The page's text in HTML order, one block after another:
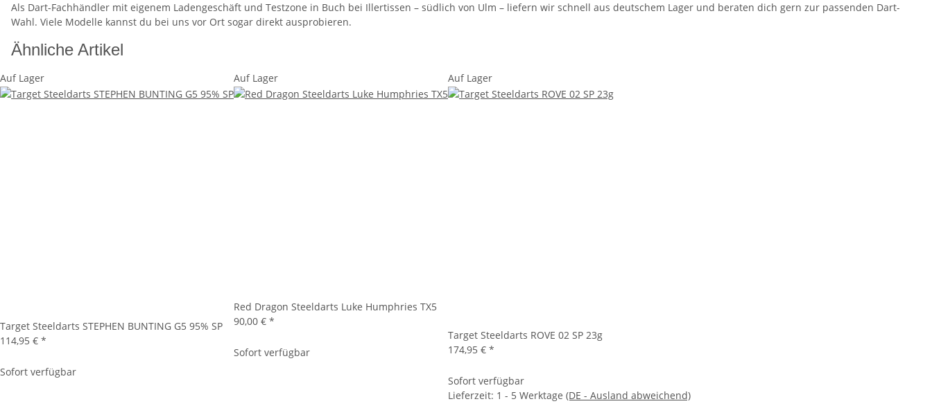
Als Dart-Fachhändler mit eigenem Ladengeschäft und Testzone in Buch bei Illertissen – südlich von Ulm – liefern wir schnell aus deutschem Lager und beraten dich gern zur passenden Dart-
Wahl. Viele Modelle kannst du bei uns vor Ort sogar direkt ausprobieren.
Ähnliche Artikel
Auf Lager
Target Steeldarts STEPHEN BUNTING G5 95% SP
114,95 € *
Sofort verfügbar
Auf Lager
Red Dragon Steeldarts Luke Humphries TX5
90,00 € *
Sofort verfügbar
Auf Lager
Target Steeldarts ROVE 02 SP 23g
174,95 € *
Sofort verfügbar
Lieferzeit: 1 - 5 Werktage (DE - Ausland abweichend)